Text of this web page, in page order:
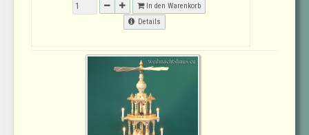
In den Warenkorb
Details